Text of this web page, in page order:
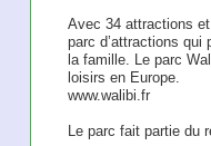
Avec 34 attractions
parc d’attractions qui
la famille. Le parc
loisirs en Europe.
www.walibi.fr
Le parc fait partie du